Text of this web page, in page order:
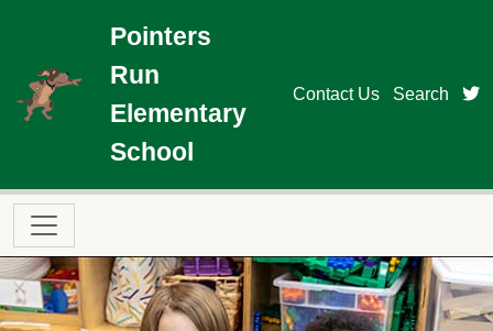
Pointers
Run
Elementary
School
Contact Us Search
Main navigation